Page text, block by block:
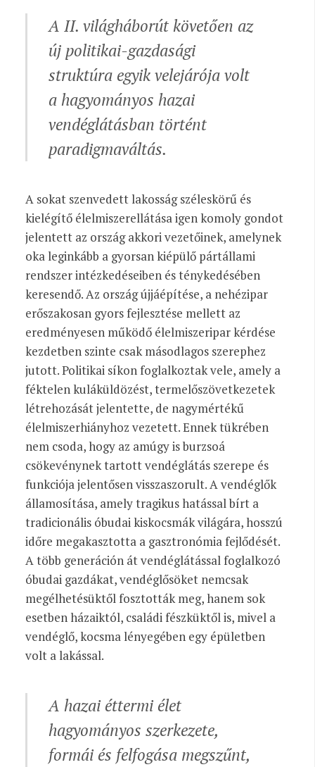
A II. világháborút követően az
új politikai-gazdasági
struktúra egyik velejárója volt
a hagyományos hazai
vendéglátásban történt
paradigmaváltás.
A sokat szenvedett lakosság széleskörű és
kielégítő élelmiszerellátása igen komoly gondot
jelentett az ország akkori vezetőinek, amelynek
oka leginkább a gyorsan kiépülő pártállami
rendszer intézkedéseiben és ténykedésében
keresendő. Az ország újjáépítése, a nehézipar
erőszakosan gyors fejlesztése mellett az
eredményesen működő élelmiszeripar kérdése
kezdetben szinte csak másodlagos szerephez
jutott. Politikai síkon foglalkoztak vele, amely a
féktelen kuláküldözést, termelőszövetkezetek
létrehozását jelentette, de nagymértékű
élelmiszerhiányhoz vezetett. Ennek tükrében
nem csoda, hogy az amúgy is burzsoá
csökevénynek tartott vendéglátás szerepe és
funkciója jelentősen visszaszorult. A vendéglők
államosítása, amely tragikus hatással bírt a
tradicionális óbudai kiskocsmák világára, hosszú
időre megakasztotta a gasztronómia fejlődését.
A több generáción át vendéglátással foglalkozó
óbudai gazdákat, vendéglősöket nemcsak
megélhetésüktől fosztották meg, hanem sok
esetben házaiktól, családi fészküktől is, mivel a
vendéglő, kocsma lényegében egy épületben
volt a lakással.
A hazai éttermi élet
hagyományos szerkezete,
formái és felfogása megszűnt,